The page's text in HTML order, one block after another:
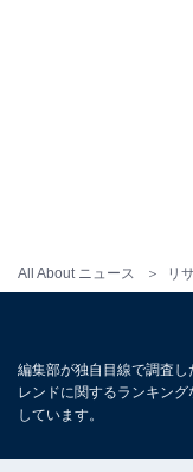
All About ニュース リ
編集部が独自目線で調査
レンドに関するランキン
しています。